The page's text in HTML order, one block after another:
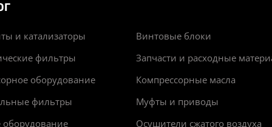
и катализаторы
Винтовые блоки
фильтры
Запчасти и расходные
оборудование
Компрессорные масла
фильтры
Муфты и приводы
оборудование
Осушители сжатого воздуха